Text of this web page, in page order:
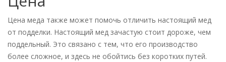
Цена меда также может помочь отличить настоящий мед
от подделки. Настоящий мед зачастую стоит дороже, чем
поддельный. Это связано с тем, что его производство
более сложное, и здесь не обойтись без коротких путей.